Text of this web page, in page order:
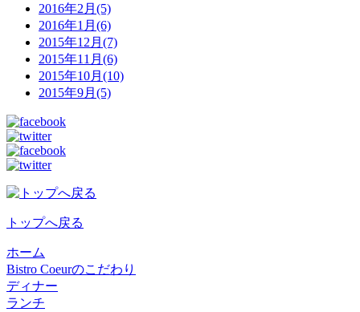
2016年2月(5)
2016年1月(6)
2015年12月(7)
2015年11月(6)
2015年10月(10)
2015年9月(5)
トップへ戻る
ホーム
Bistro Coeurのこだわり
ディナー
ランチ